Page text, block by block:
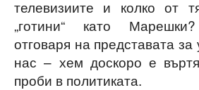
телевизиите и колко от
„готини“ като
отговаря на представата
нас – хем доскоро е
проби в политиката.